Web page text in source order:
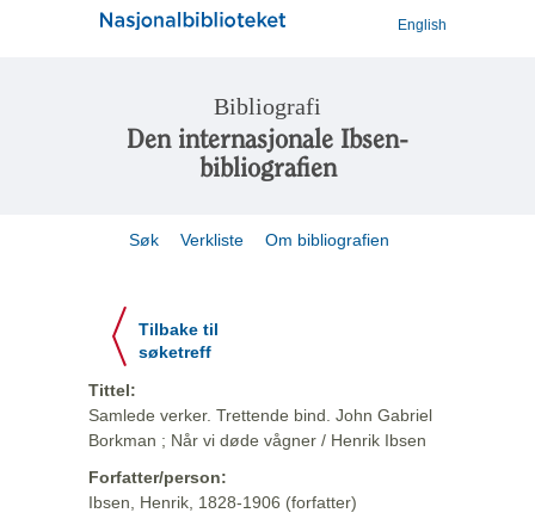
English
Bibliografi
Den internasjonale Ibsen-
bibliografien
Søk Verkliste Om bibliografien
Tilbake til
søketreff
Tittel:
Samlede verker. Trettende bind. John Gabriel
Borkman ; Når vi døde vågner / Henrik Ibsen
Forfatter/person:
Ibsen, Henrik, 1828-1906 (forfatter)